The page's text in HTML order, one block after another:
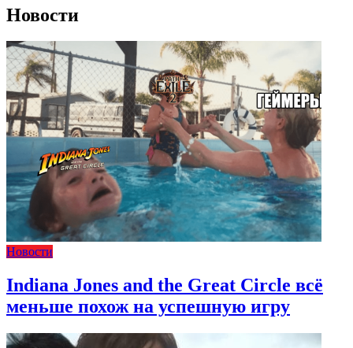
Новости
Новости
Indiana Jones and the Great Circle всё
меньше похож на успешную игру